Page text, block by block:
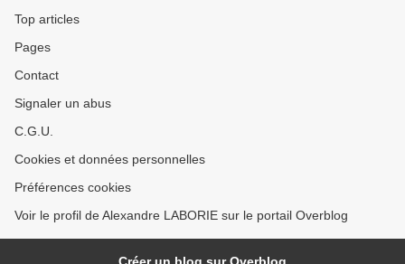
Top articles
Pages
Contact
Signaler un abus
C.G.U.
Cookies et données personnelles
Préférences cookies
Voir le profil de Alexandre LABORIE sur le portail Overblog